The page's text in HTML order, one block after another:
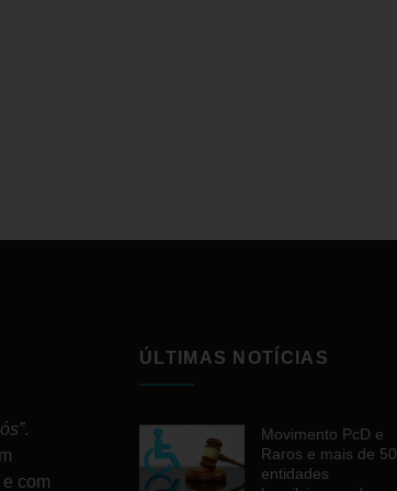
.
com
ÚLTIMAS NOTÍCIAS
Movimento PcD e
Raros e mais de 50
entidades